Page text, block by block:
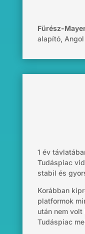
Fürész-
alapító,
1 év
Tudáspiac
stabil és
Korábban
platformok
után nem
Tudáspiac